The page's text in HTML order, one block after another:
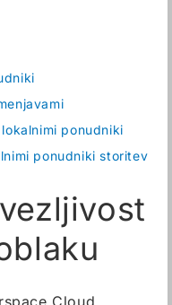
ponudniki
ponudniki storitev
Cloud